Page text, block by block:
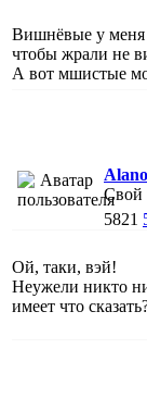
Вишнёвые у меня
чтобы жрали не
А вот мшистые
Alano
Свой
5821
Ой, таки, вэй!
Неужели никто
имеет что